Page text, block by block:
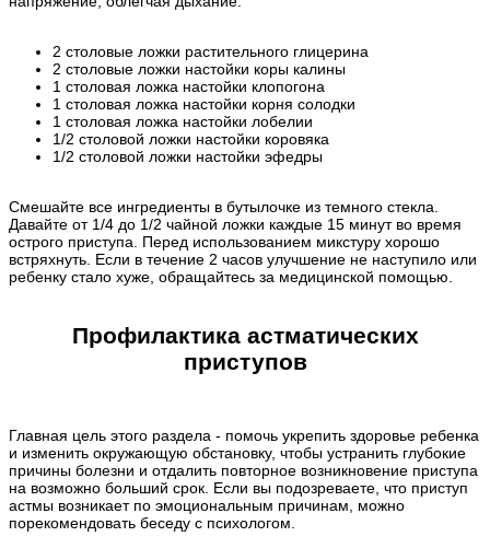
2 столовые ложки растительного глицерина
2 столовые ложки настойки коры калины
1 столовая ложка настойки клопогона
1 столовая ложка настойки корня солодки
1 столовая ложка настойки лобелии
1/2 столовой ложки настойки коровяка
1/2 столовой ложки настойки эфедры
Смешайте все ингредиенты в бутылочке из темного стекла.
Давайте от 1/4 до 1/2 чайной ложки каждые 15 минут во время
острого приступа. Перед использованием микстуру хорошо
встряхнуть. Если в течение 2 часов улучшение не наступило или
ребенку стало хуже, обращайтесь за медицинской помощью.
Профилактика астматических
приступов
Главная цель этого раздела - помочь укрепить здоровье ребенка
и изменить окружающую обстановку, чтобы устранить глубокие
причины болезни и отдалить повторное возникновение приступа
на возможно больший срок. Если вы подозреваете, что приступ
астмы возникает по эмоциональным причинам, можно
порекомендовать беседу с психологом.